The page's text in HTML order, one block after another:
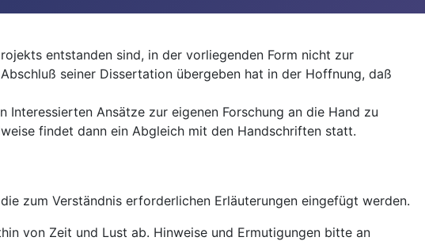
entstanden sind, in der vorliegenden Form nicht zur
seiner Dissertation übergeben hat in der Hoffnung, daß
Ansätze zur eigenen Forschung an die Hand zu
findet dann ein Abgleich mit den Handschriften statt.
zum Verständnis erforderlichen Erläuterungen eingefügt werden.
von Zeit und Lust ab. Hinweise und Ermutigungen bitte an